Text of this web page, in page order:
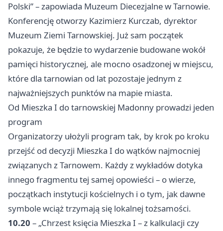
Polski” – zapowiada Muzeum Diecezjalne w Tarnowie.
Konferencję otworzy Kazimierz Kurczab, dyrektor
Muzeum Ziemi Tarnowskiej. Już sam początek
pokazuje, że będzie to wydarzenie budowane wokół
pamięci historycznej, ale mocno osadzonej w miejscu,
które dla tarnowian od lat pozostaje jednym z
najważniejszych punktów na mapie miasta.
Od Mieszka I do tarnowskiej Madonny prowadzi jeden
program
Organizatorzy ułożyli program tak, by krok po kroku
przejść od decyzji Mieszka I do wątków najmocniej
związanych z Tarnowem. Każdy z wykładów dotyka
innego fragmentu tej samej opowieści – o wierze,
początkach instytucji kościelnych i o tym, jak dawne
symbole wciąż trzymają się lokalnej tożsamości.
10.20 – „Chrzest księcia Mieszka I – z kalkulacji czy